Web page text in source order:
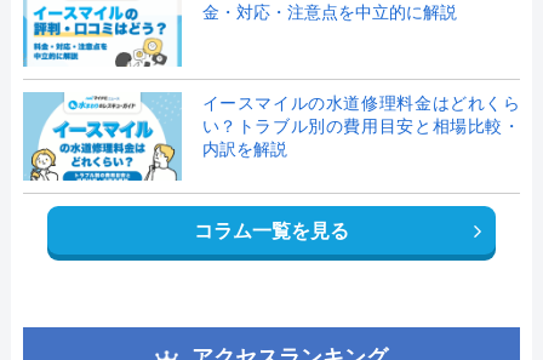
金・対応・注意点を中立的に解説
イースマイルの水道修理料金はどれくら
い？トラブル別の費用目安と相場比較・
内訳を解説
コラム一覧を見る